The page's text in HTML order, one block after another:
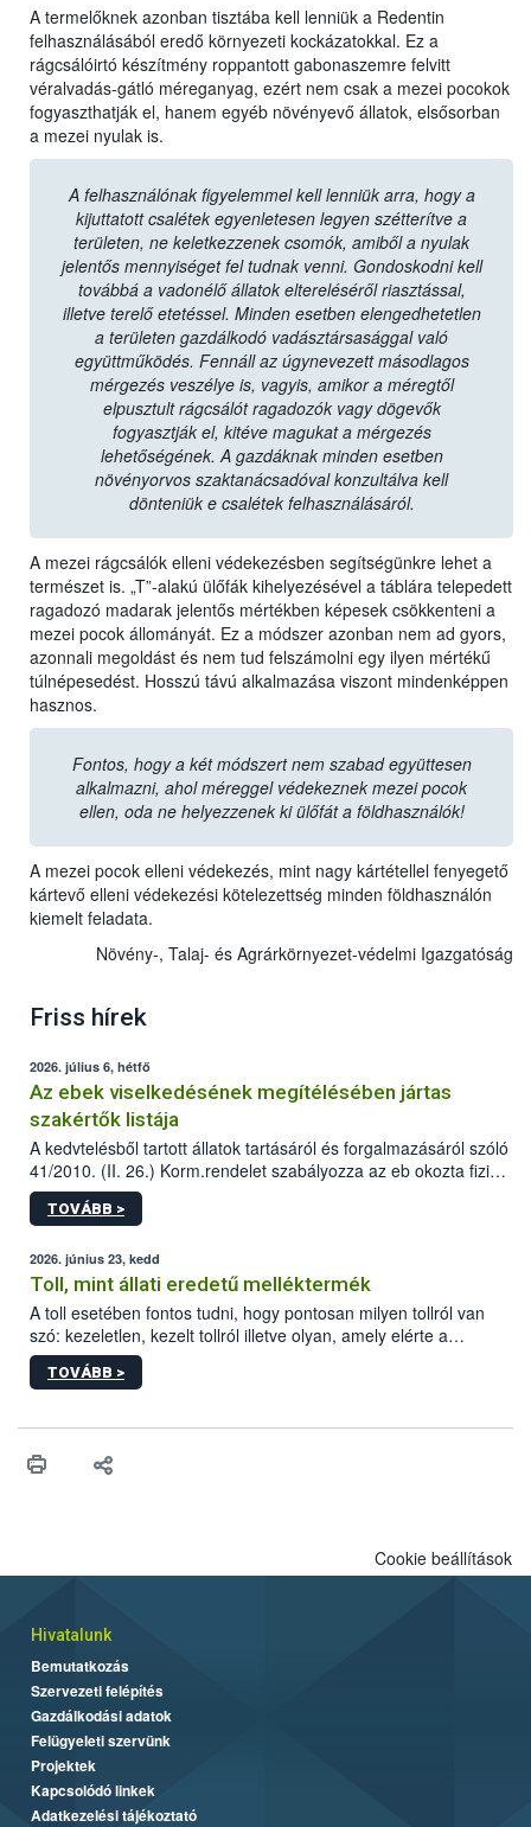
A termelőknek azonban tisztába kell lenniük a Redentin
felhasználásából eredő környezeti kockázatokkal. Ez a
rágcsálóirtó készítmény roppantott gabonaszemre felvitt
véralvadás-gátló méreganyag, ezért nem csak a mezei pocokok
fogyaszthatják el, hanem egyéb növényevő állatok, elsősorban
a mezei nyulak is.
A felhasználónak figyelemmel kell lenniük arra, hogy a
kijuttatott csalétek egyenletesen legyen szétterítve a
területen, ne keletkezzenek csomók, amiből a nyulak
jelentős mennyiséget fel tudnak venni. Gondoskodni kell
továbbá a vadonélő állatok eltereléséről riasztással,
illetve terelő etetéssel. Minden esetben elengedhetetlen
a területen gazdálkodó vadásztársasággal való
együttműködés. Fennáll az úgynevezett másodlagos
mérgezés veszélye is, vagyis, amikor a méregtől
elpusztult rágcsálót ragadozók vagy dögevők
fogyasztják el, kitéve magukat a mérgezés
lehetőségének. A gazdáknak minden esetben
növényorvos szaktanácsadóval konzultálva kell
dönteniük e csalétek felhasználásáról.
A mezei rágcsálók elleni védekezésben segítségünkre lehet a
természet is. „T”-alakú ülőfák kihelyezésével a táblára telepedett
ragadozó madarak jelentős mértékben képesek csökkenteni a
mezei pocok állományát. Ez a módszer azonban nem ad gyors,
azonnali megoldást és nem tud felszámolni egy ilyen mértékű
túlnépesedést. Hosszú távú alkalmazása viszont mindenképpen
hasznos.
Fontos, hogy a két módszert nem szabad együttesen
alkalmazni, ahol méreggel védekeznek mezei pocok
ellen, oda ne helyezzenek ki ülőfát a földhasználók!
A mezei pocok elleni védekezés, mint nagy kártétellel fenyegető
kártevő elleni védekezési kötelezettség minden földhasználón
kiemelt feladata.
Növény-, Talaj- és Agrárkörnyezet-védelmi Igazgatóság
Friss hírek
2026. július 6, hétfő
Az ebek viselkedésének megítélésében jártas
szakértők listája
A kedvtelésből tartott állatok tartásáról és forgalmazásáról szóló
41/2010. (II. 26.) Korm.rendelet szabályozza az eb okozta fizikai
sérülés, illetve ennek veszélye keletkezésekor felmerülő
hatósági feladatokat, valamint a veszélyes eb tartását és annak
vonni az ebek viselkedésének megítélésében jártas szakértőt.
TOVÁBB >
2026. június 23, kedd
Toll, mint állati eredetű melléktermék
A toll esetében fontos tudni, hogy pontosan milyen tollról van
szó: kezeletlen, kezelt tollról illetve olyan, amely elérte a
„végpontját”.
TOVÁBB >
Cookie beállítások
Hivatalunk
Bemutatkozás
Szervezeti felépítés
Gazdálkodási adatok
Felügyeleti szervünk
Projektek
Kapcsolódó linkek
Adatkezelési tájékoztató